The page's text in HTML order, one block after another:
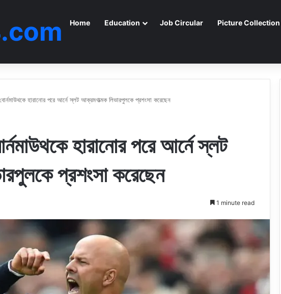
Home Education Job Circular Picture Collection
বোর্নমাউথকে হারানোর পরে আর্নে স্লট আক্রমণাত্মক লিভারপুলকে প্রশংসা করেছেন
হারানোর পরে আর্নে স্লট
প্রশংসা করেছেন
1 minute read